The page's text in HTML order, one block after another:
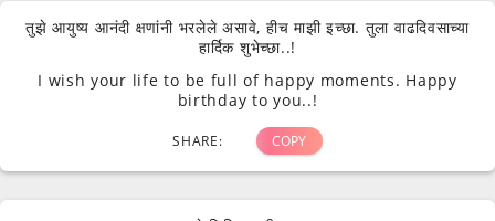
तुझे आयुष्य आनंदी क्षणांनी भरलेले असावे, हीच माझी इच्छा. तुला वाढदिवसाच्या
हार्दिक शुभेच्छा..!
I wish your life to be full of happy moments. Happy
birthday to you..!
SHARE: COPY